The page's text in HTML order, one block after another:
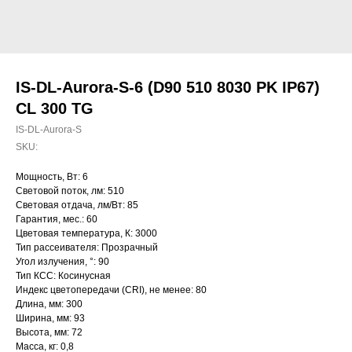
IS-DL-Aurora-S-6 (D90 510 8030 PK IP67)
CL 300 TG
IS-DL-Aurora-S
SKU:
Мощность, Вт: 6
Световой поток, лм: 510
Световая отдача, лм/Вт: 85
Гарантия, мес.: 60
Цветовая температура, К: 3000
Тип рассеивателя: Прозрачный
Угол излучения, °: 90
Тип КСС: Косинусная
Индекс цветопередачи (CRI), не менее: 80
Длина, мм: 300
Ширина, мм: 93
Высота, мм: 72
Масса, кг: 0,8